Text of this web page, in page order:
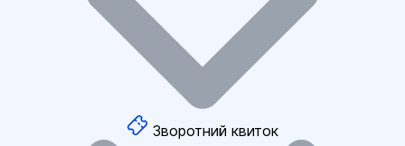
Зворотний квиток